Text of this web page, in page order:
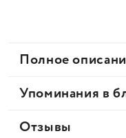
Полное
Упоминания в
Отзывы